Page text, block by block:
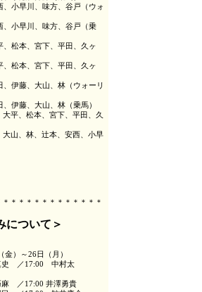
小早川、味方、谷戸（ウォ
小早川、味方、谷戸（乗
松本、宮下、平田、久ヶ
松本、宮下、平田、久ヶ
伊藤、大山、林（ウォーリ
伊藤、大山、林（乗馬）
平、松本、宮下、平田、久
山、林、辻本、安西、小早
＊＊＊＊＊＊＊＊＊＊＊＊
について＞
）～26日（月）
史 ／17:00 中村太
／17:00 井澤勇貴